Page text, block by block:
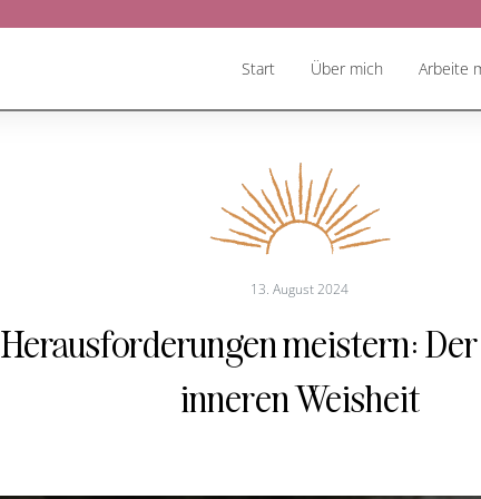
Start Über mich Arbeite
13. August 2024
Herausforderungen meistern:
inneren Weisheit